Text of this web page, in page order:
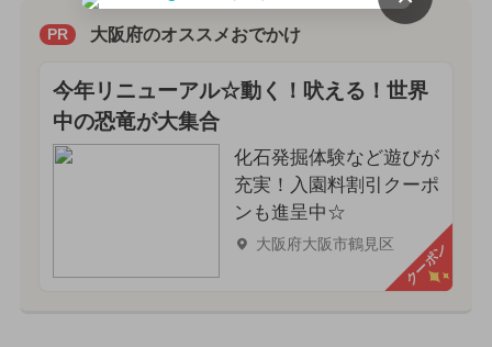
PR 大阪府のオススメおでかけ
今年リニューアル☆動く！吠える！世界
中の恐竜が大集合
化石発掘体験など遊びが
充実！入園料割引クーポ
ンも進呈中☆
大阪府大阪市鶴見区 クーポン